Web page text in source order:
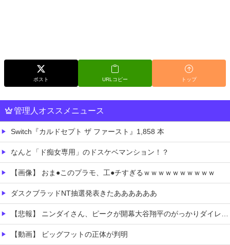
ポスト URLコピー トップ
管理人オススメニュース
Switch『カルドセプト ザ ファースト』1,858 本
なんと「ド痴女専用」のドスケベマンション！？
【画像】 おま●このプラモ、工●チすぎるｗｗｗｗｗｗｗｗｗｗ
ダスクブラッドNT抽選発表きたああああああ
【悲報】 ニンダイさん、ピークが開幕大谷翔平のがっかりダイレクトだったと言われてしまう
【動画】 ビッグフットの正体が判明